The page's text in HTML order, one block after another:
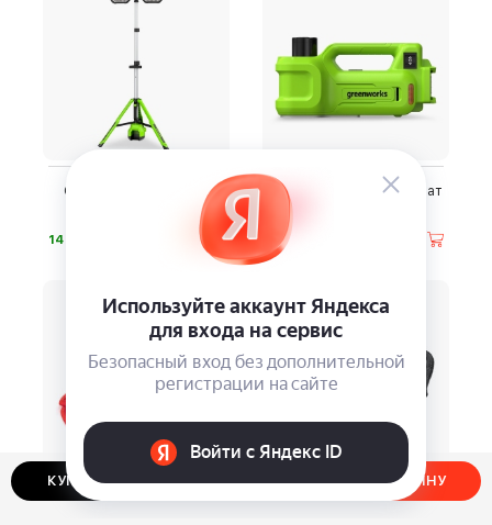
КУПИТЬ В ОДИН КЛИК ДОБАВИТЬ В КОРЗИНУ
Осветительная мачта
14 990
Автоматический домкрат
11 990
-19%
Садовый стрейч-шланг
Автомобильная зарядка